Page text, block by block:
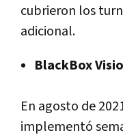
cubrieron los
adicional.
BlackBox
En agosto de
implementó